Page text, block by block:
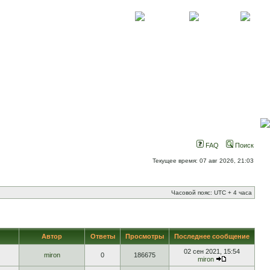
FAQ Поиск
Текущее время: 07 авг 2026, 21:03
Часовой пояс: UTC + 4 часа
Автор Ответы Просмотры Последнее сообщение
miron 0 186675
02 сен 2021, 15:54
miron